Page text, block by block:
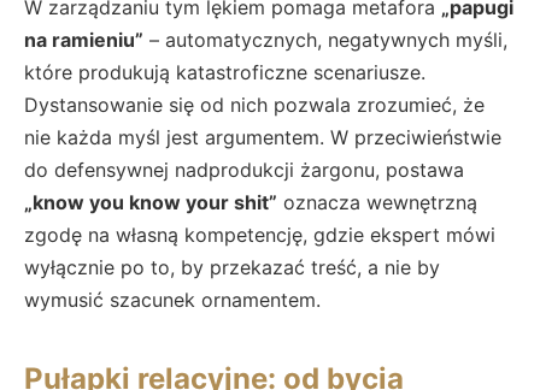
W zarządzaniu tym lękiem pomaga metafora „papugi
na ramieniu” – automatycznych, negatywnych myśli,
które produkują katastroficzne scenariusze.
Dystansowanie się od nich pozwala zrozumieć, że
nie każda myśl jest argumentem. W przeciwieństwie
do defensywnej nadprodukcji żargonu, postawa
„know you know your shit” oznacza wewnętrzną
zgodę na własną kompetencję, gdzie ekspert mówi
wyłącznie po to, by przekazać treść, a nie by
wymusić szacunek ornamentem.
Pułapki relacyjne: od bycia